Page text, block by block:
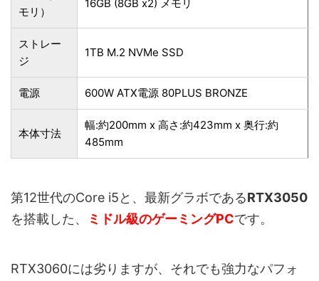
モリ）
16GB (8GB x2) メモリ
ストレー
ジ
1TB M.2 NVMe SSD
電源 600W ATX電源 80PLUS BRONZE
本体寸法
幅:約200mm x 高さ:約423mm x 奥行:約
485mm
第12世代のCore i5と、最新グラボであるRTX3050
を搭載した、
ミドル級のゲーミングPCです。
RTX3060には劣りますが、それでも強力なパフォ